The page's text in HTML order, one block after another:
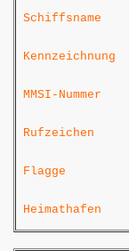
Schiffsname
Kennzeichnung
MMSI-Nummer
Rufzeichen
Flagge
Heimathafen